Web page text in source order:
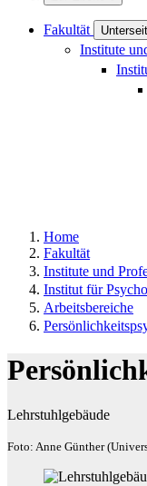
Fakultät
Institute
Home
Fakultät
Institute und
Institut für
Arbeitsbereiche
Lehrstuhlgebäude
Foto: Anne Günther